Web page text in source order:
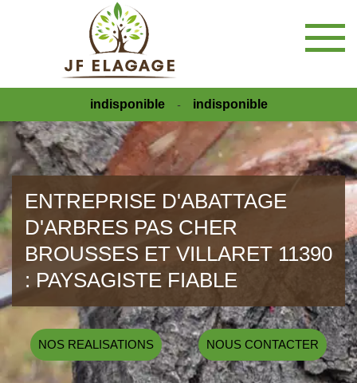
indisponible - indisponible
ENTREPRISE D'ABATTAGE
D'ARBRES PAS CHER
BROUSSES ET VILLARET 11390
: PAYSAGISTE FIABLE
NOS REALISATIONS NOUS CONTACTER